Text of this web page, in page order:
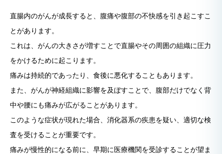
直腸内のがんが成長すると、腹痛や腹部の不快感を引き起こすこ
とがあります。
これは、がんの大きさが増すことで直腸やその周囲の組織に圧力
をかけるために起こります。
痛みは持続的であったり、食後に悪化することもあります。
また、がんが神経組織に影響を及ぼすことで、腹部だけでなく背
中や腰にも痛みが広がることがあります。
このような症状が現れた場合、消化器系の疾患を疑い、適切な検
査を受けることが重要です。
痛みが慢性的になる前に、早期に医療機関を受診することが望ま